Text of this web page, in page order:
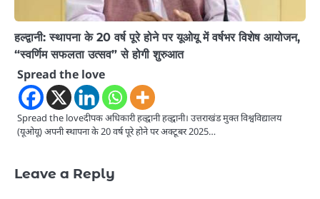
हल्द्वानी: स्थापना के 20 वर्ष पूरे होने पर यूओयू में वर्षभर विशेष आयोजन,
“स्वर्णिम सफलता उत्सव” से होगी शुरुआत
Spread the love
Spread the loveदीपक अधिकारी हल्द्वानी हल्द्वानी। उत्तराखंड मुक्त विश्वविद्यालय
(यूओयू) अपनी स्थापना के 20 वर्ष पूरे होने पर अक्टूबर 2025…
Leave a Reply